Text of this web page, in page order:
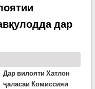
дар
Дар вилояти Хатлон
ҷаласаи Комиссияи